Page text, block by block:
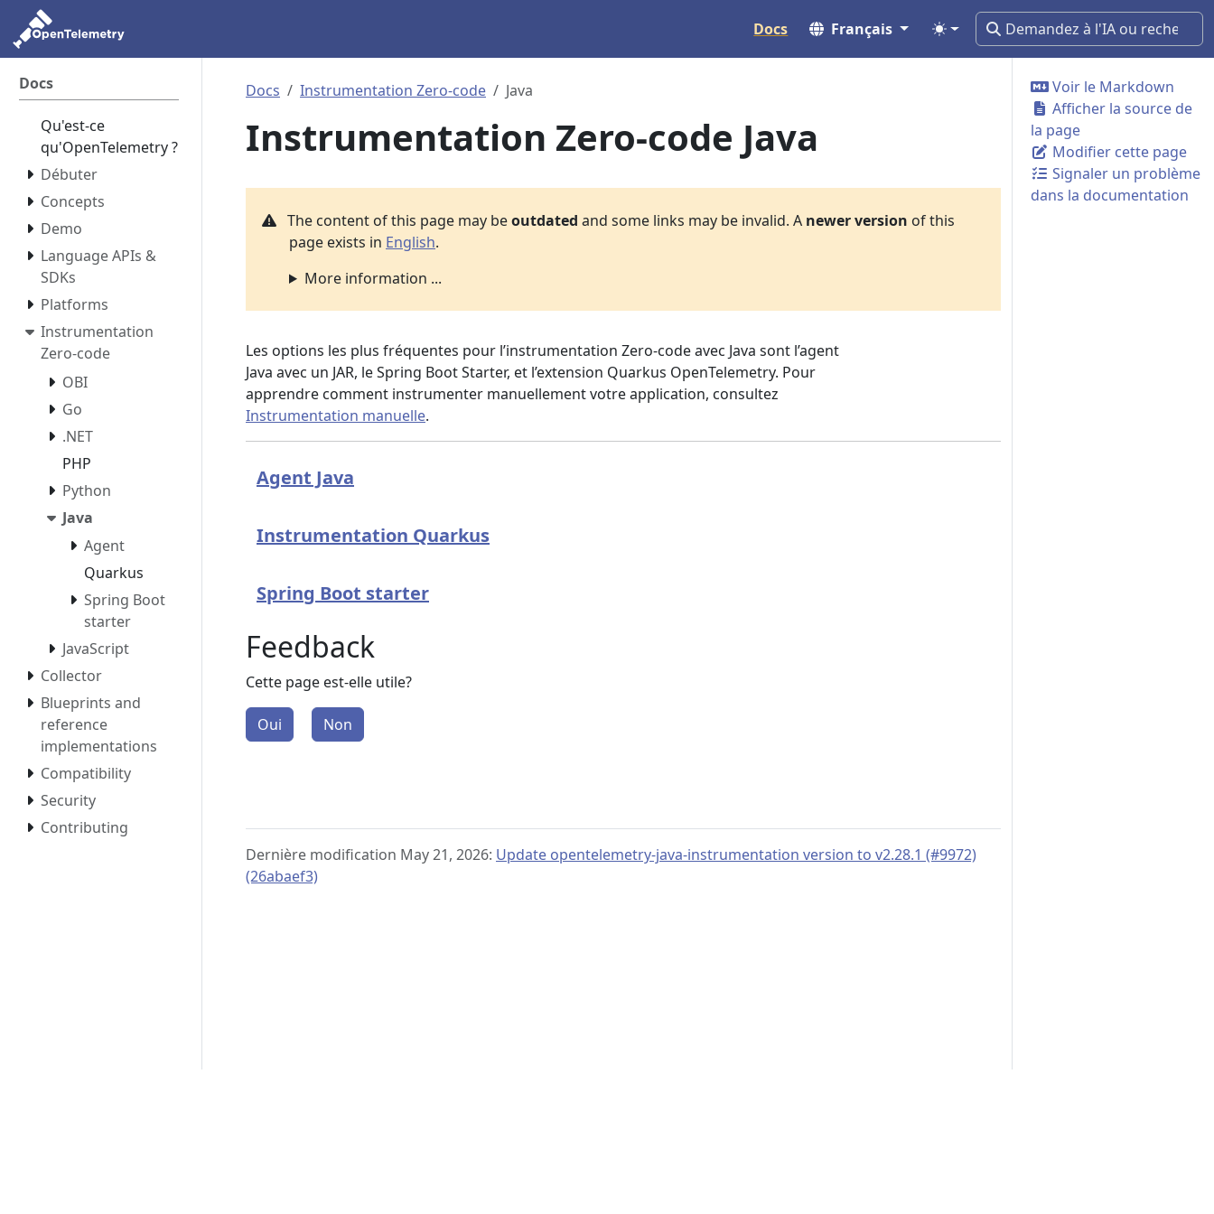
Docs Français
Docs
Qu'est-ce
qu'OpenTelemetry ?
Débuter
Concepts
Demo
Language APIs &
SDKs
Platforms
Instrumentation
Zero-code
OBI
Go
.NET
PHP
Python
Java
Agent
Quarkus
Spring Boot
starter
JavaScript
Collector
Blueprints and
reference
implementations
Compatibility
Security
Contributing
Voir le Markdown
Afficher la source de
la page
Modifier cette page
Signaler un problème
dans la documentation
Docs Instrumentation Zero-code Java
Instrumentation Zero-code Java
The content of this page may beoutdated and some links may be invalid. A newer version of this
page exists in English.
More information ...
Les options les plus fréquentes pour l’instrumentation Zero-code avec Java sont l’agent
Java avec un JAR, le Spring Boot Starter, et l’extension Quarkus OpenTelemetry. Pour
apprendre comment instrumenter manuellement votre application, consultez
Instrumentation manuelle.
Agent Java
Instrumentation Quarkus
Spring Boot starter
Feedback
Cette page est-elle utile?
Oui Non
Dernière modification May 21, 2026: Update opentelemetry-java-instrumentation version to v2.28.1 (#9972)
(26abaef3)